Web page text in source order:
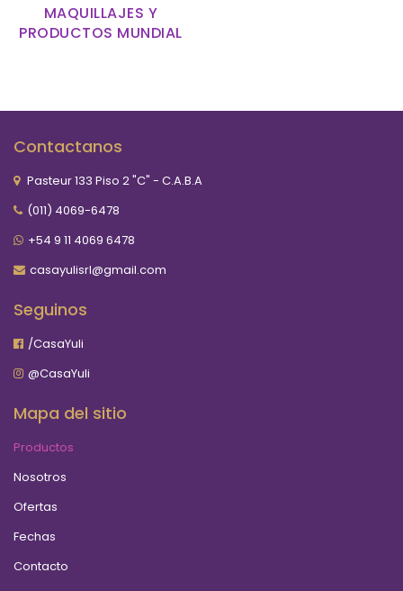
MAQUILLAJES Y
PRODUCTOS MUNDIAL
Contactanos
Pasteur 133 Piso 2 "C" - C.A.B.A
(011) 4069-6478
+54 9 11 4069 6478
casayulisrl@gmail.com
Seguinos
/CasaYuli
@CasaYuli
Mapa del sitio
Productos
Nosotros
Ofertas
Fechas
Contacto